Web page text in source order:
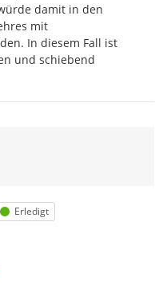
damit in den
mit
In diesem Fall ist
und schiebend
Status
Erledigt